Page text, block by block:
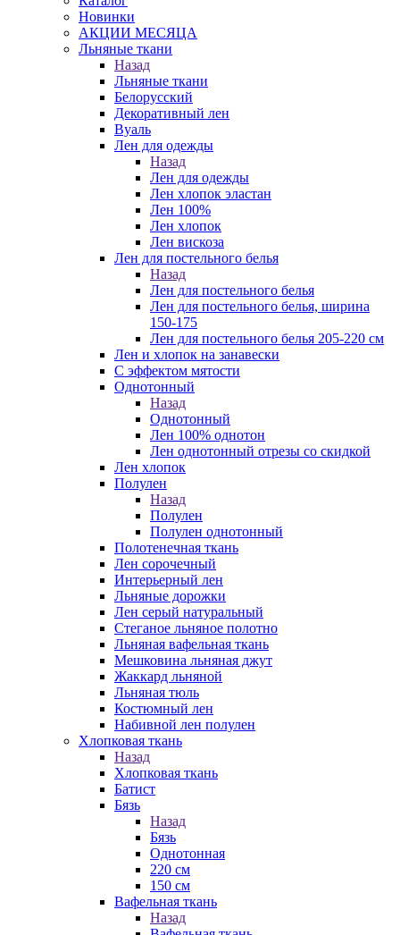
Новинки
АКЦИИ МЕСЯЦА
Льняные ткани
Назад
Льняные ткани
Белорусский
Декоративный лен
Вуаль
Лен для одежды
Назад
Лен для одежды
Лен хлопок эластан
Лен 100%
Лен хлопок
Лен вискоза
Лен для постельного белья
Назад
Лен для постельного белья
Лен для постельного белья, ширина
150-175
Лен для постельного белья 205-220 см
Лен и хлопок на занавески
С эффектом мятости
Однотонный
Назад
Однотонный
Лен 100% однотон
Лен однотонный отрезы со скидкой
Лен хлопок
Полулен
Назад
Полулен
Полулен однотонный
Полотенечная ткань
Лен сорочечный
Интерьерный лен
Льняные дорожки
Лен серый натуральный
Стеганое льняное полотно
Льняная вафельная ткань
Мешковина льняная джут
Жаккард льняной
Льняная тюль
Костюмный лен
Набивной лен полулен
Хлопковая ткань
Назад
Хлопковая ткань
Батист
Бязь
Назад
Бязь
Однотонная
220 см
150 см
Вафельная ткань
Назад